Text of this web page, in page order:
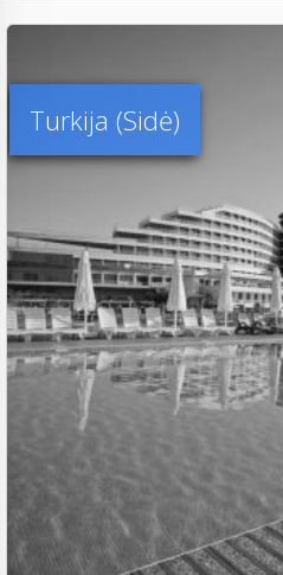
Turkija (Sidė)